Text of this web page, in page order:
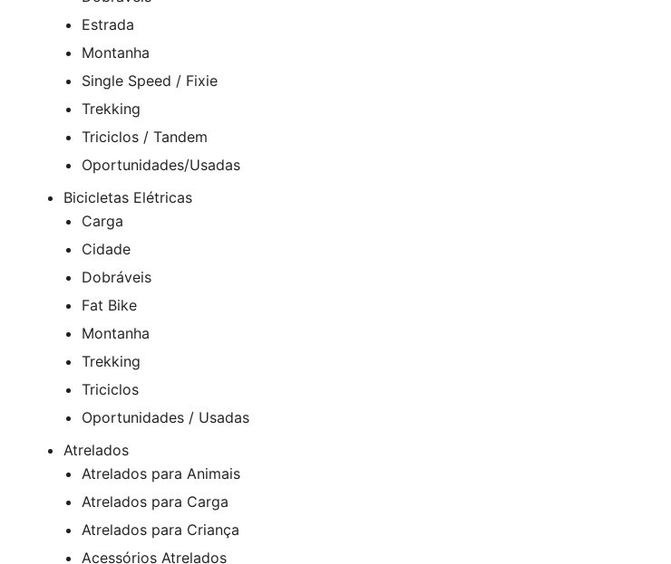
Estrada
Montanha
Single Speed / Fixie
Trekking
Triciclos / Tandem
Oportunidades/Usadas
Bicicletas Elétricas
Carga
Cidade
Dobráveis
Fat Bike
Montanha
Trekking
Triciclos
Oportunidades / Usadas
Atrelados
Atrelados para Animais
Atrelados para Carga
Atrelados para Criança
Acessórios Atrelados